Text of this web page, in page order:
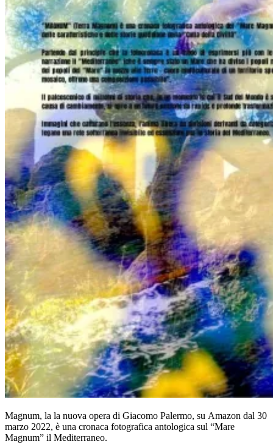
Magnum, la la nuova opera di Giacomo Palermo, su Amazon dal 30
marzo 2022, è una cronaca fotografica antologica sul “Mare
Magnum” il Mediterraneo.